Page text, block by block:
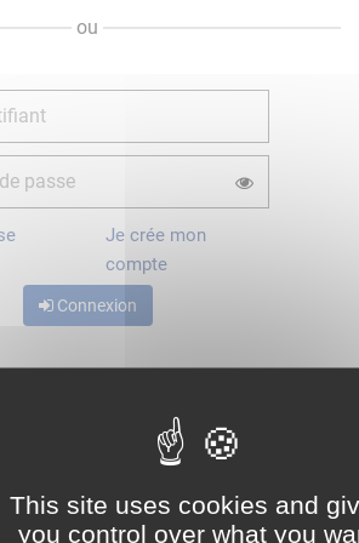
This site uses cookies and
you control over what you
ou
Je crée mon
compte
Connexion
la Transition
et de la
territoires